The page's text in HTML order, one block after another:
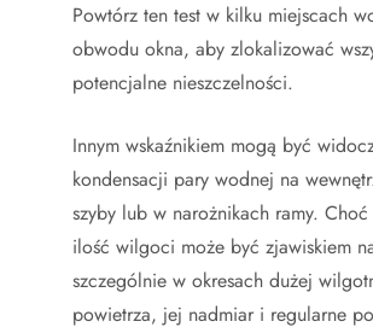
Powtórz ten test w kilku miejscach
obwodu okna, aby zlokalizować
potencjalne nieszczelności.
Innym wskaźnikiem mogą być
kondensacji pary wodnej na
szyby lub w narożnikach ramy.
ilość wilgoci może być zjawiskiem
szczególnie w okresach dużej
powietrza, jej nadmiar i regularne